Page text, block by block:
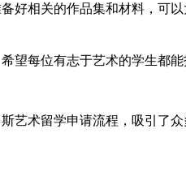
相关的作品集和材料，可
每位有志于艺术的学生都
艺术留学申请流程，吸引了